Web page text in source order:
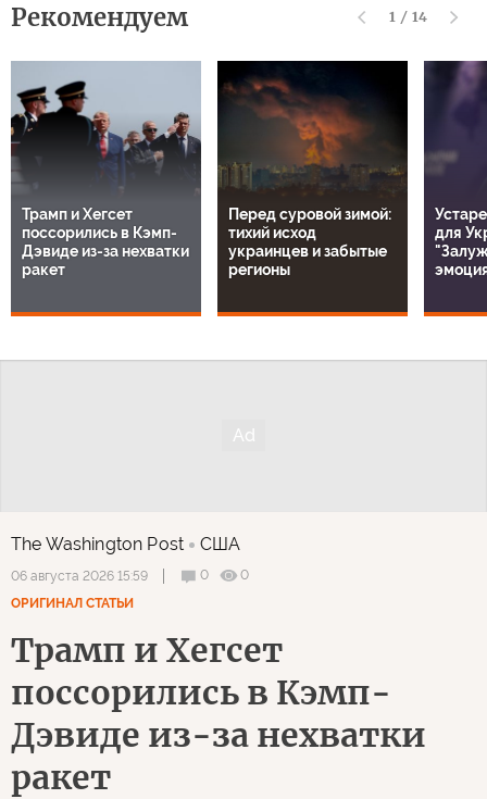
Рекомендуем 1 / 14
Трамп и Хегсет
поссорились в Кэмп-
Дэвиде из-за нехватки
ракет
Перед суровой зимой:
тихий исход
украинцев и забытые
регионы
для
The Washington Post США
06 августа 2026 15:59 0
0
ОРИГИНАЛ СТАТЬИ
Трамп и Хегсет
поссорились в Кэмп-
Дэвиде из-за нехватки
ракет